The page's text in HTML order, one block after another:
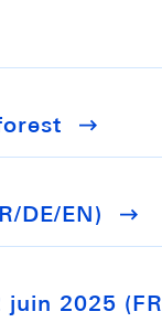
DE/EN)
2025